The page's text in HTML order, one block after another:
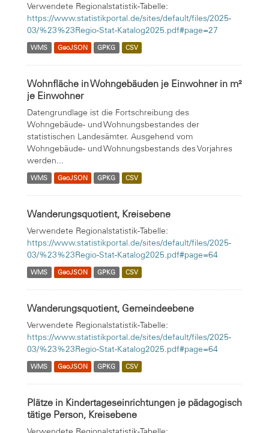
Verwendete Regionalstatistik-Tabelle:
https://www.statistikportal.de/sites/default/files/2025-
03/%23%23Regio-Stat-Katalog2025.pdf#page=27
WMS GeoJSON GPKG CSV
Wohnfläche in Wohngebäuden je Einwohner in m²
je Einwohner
Datengrundlage ist die Fortschreibung des
Wohngebäude- und Wohnungsbestandes der
statistischen Landesämter. Ausgehend vom
Wohngebäude- und Wohnungsbestands des Vorjahres
werden...
WMS GeoJSON GPKG CSV
Wanderungsquotient, Kreisebene
Verwendete Regionalstatistik-Tabelle:
https://www.statistikportal.de/sites/default/files/2025-
03/%23%23Regio-Stat-Katalog2025.pdf#page=64
WMS GeoJSON GPKG CSV
Wanderungsquotient, Gemeindeebene
Verwendete Regionalstatistik-Tabelle:
https://www.statistikportal.de/sites/default/files/2025-
03/%23%23Regio-Stat-Katalog2025.pdf#page=64
WMS GeoJSON GPKG CSV
Plätze in Kindertageseinrichtungen je pädagogisch
tätige Person, Kreisebene